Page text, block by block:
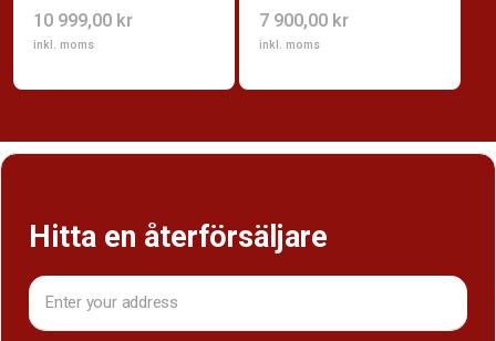
10 999,00 kr
inkl. moms
7 900,00 kr
inkl. moms
Hitta en återförsäljare